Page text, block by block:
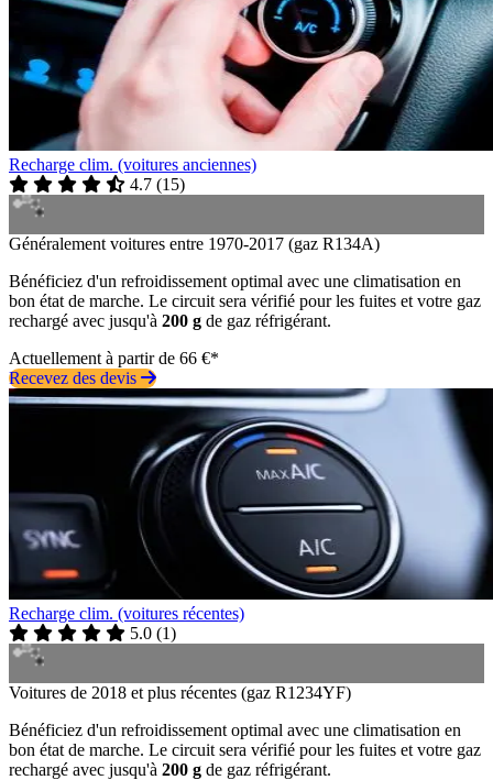
Recharge clim. (voitures anciennes)
4.7 (15)
Généralement voitures entre 1970-2017 (gaz R134A)
Bénéficiez d'un refroidissement optimal avec une climatisation en
bon état de marche. Le circuit sera vérifié pour les fuites et votre gaz
rechargé avec jusqu'à 200 g de gaz réfrigérant.
Actuellement à partir de 66 €*
Recevez des devis
Recharge clim. (voitures récentes)
5.0 (1)
Voitures de 2018 et plus récentes (gaz R1234YF)
Bénéficiez d'un refroidissement optimal avec une climatisation en
bon état de marche. Le circuit sera vérifié pour les fuites et votre gaz
rechargé avec jusqu'à 200 g de gaz réfrigérant.